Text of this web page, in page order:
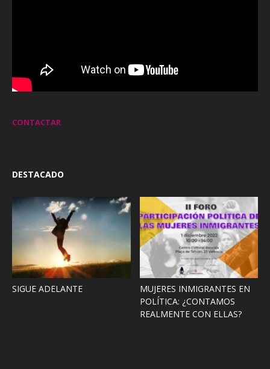
CONTACTAR
DESTACADO
SIGUE ADELANTE
MUJERES INMIGRANTES EN
POLÍTICA: ¿CONTAMOS
REALMENTE CON ELLAS?